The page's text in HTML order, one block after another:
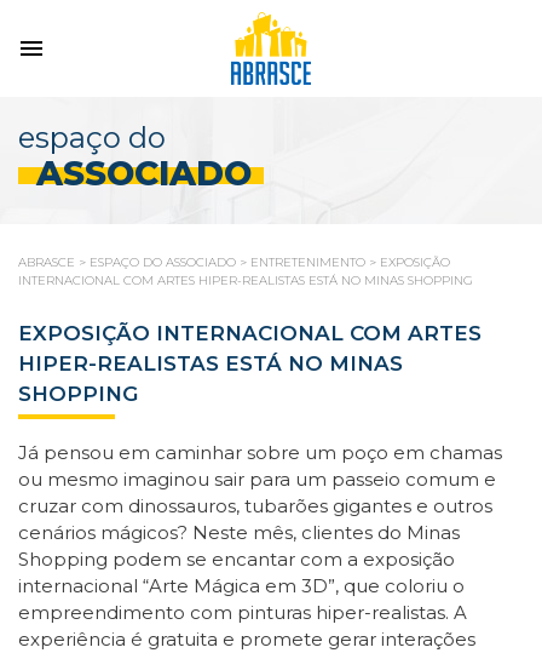
espaço do
ASSOCIADO
ABRASCE > ESPAÇO DO ASSOCIADO > ENTRETENIMENTO > EXPOSIÇÃO
INTERNACIONAL COM ARTES HIPER-REALISTAS ESTÁ NO MINAS SHOPPING
EXPOSIÇÃO INTERNACIONAL COM ARTES
HIPER-REALISTAS ESTÁ NO MINAS
SHOPPING
Já pensou em caminhar sobre um poço em chamas
ou mesmo imaginou sair para um passeio comum e
cruzar com dinossauros, tubarões gigantes e outros
cenários mágicos? Neste mês, clientes do Minas
Shopping podem se encantar com a exposição
internacional “Arte Mágica em 3D”, que coloriu o
empreendimento com pinturas hiper-realistas. A
experiência é gratuita e promete gerar interações